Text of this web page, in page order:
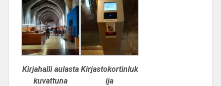
Kirjahalli aulasta
kuvattuna
Kirjastokortinluk
ija